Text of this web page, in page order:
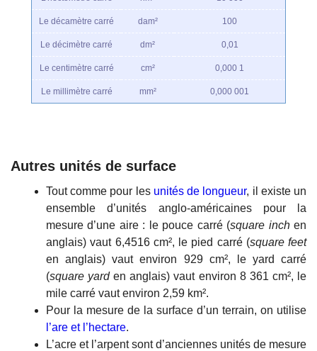
Le décamètre carré dam² 100
Le décimètre carré dm² 0,01
Le centimètre carré cm² 0,000 1
Le millimètre carré mm² 0,000 001
Autres unités de surface
Tout comme pour les unités de longueur, il existe un
ensemble d’unités anglo-américaines pour la
mesure d’une aire : le pouce carré (square inchen
anglais) vaut 6,4516 cm², le pied carré (square feet
en anglais) vaut environ 929 cm², le yard carré
(square yarden anglais) vaut environ 8 361 cm², le
mile carré vaut environ 2,59 km².
Pour la mesure de la surface d’un terrain, on utilise
l’are et l’hectare.
L’acre et l’arpent sont d’anciennes unités de mesure